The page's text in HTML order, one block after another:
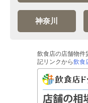
神奈川
飲食店の店舗物件
記リンクから飲食